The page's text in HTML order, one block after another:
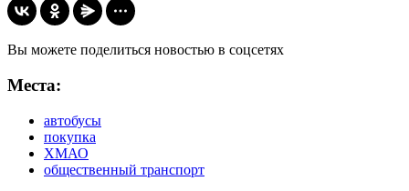
Вы можете поделиться новостью в соцсетях
Места:
автобусы
покупка
ХМАО
общественный транспорт